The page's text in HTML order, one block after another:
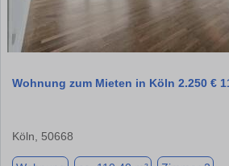
Wohnung zum Mieten in Köln 2.250 €
Köln, 50668